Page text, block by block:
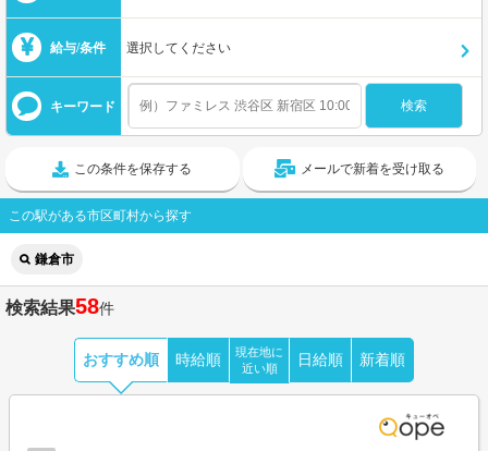
給与/条件 選択してください
キーワード
この条件を保存する メールで新着を受け取る
この駅がある市区町村から探す
鎌倉市
検索結果58件
おすすめ順 時給順
現在地に
近い順
日給順 新着順